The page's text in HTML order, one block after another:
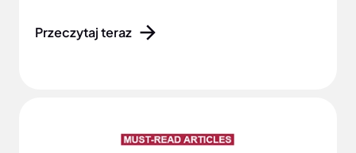
Przeczytaj teraz